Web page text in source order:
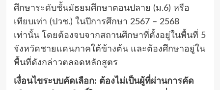
ศึกษาระดับชั้นมัธยมศึกษาตอนปลาย (ม.6) หรือ
เทียบเท่า (ปวช.) ในปีการศึกษา 2567 – 2568
เท่านั้น โดยต้องจบจากสถานศึกษาที่ตั้งอยู่ในพื้นที่ 5
จังหวัดชายแดนภาคใต้ข้างต้น และต้องศึกษาอยู่ใน
พื้นที่ดังกล่าวตลอดหลักสูตร
เงื่อนไขระบบคัดเลือก: ต้องไม่เป็นผู้ที่ผ่านการคัด